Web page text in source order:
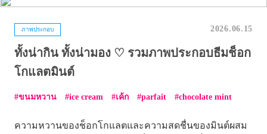
ภาพประกอบ 2026.06.15
ทั้งน่ากิน ทั้งน่ามอง ♡ รวมภาพประกอบธีมช็อก
โกแลตมินต์
ขนมหวาน ice cream เค้ก parfait chocolate mint
ความหวานของช็อกโกแลตและความสดชื่นของมินต์ผสม